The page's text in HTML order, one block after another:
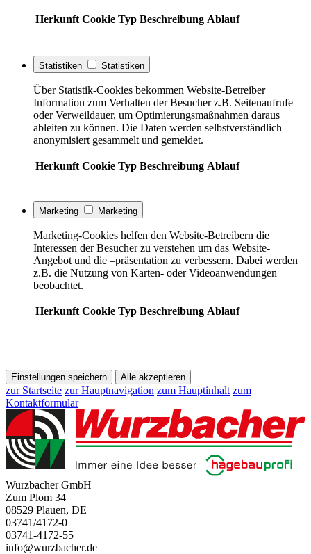
Herkunft Cookie Typ Beschreibung Ablauf
Statistiken Statistiken
Über Statistik-Cookies bekommen Website-Betreiber
Information zum Verhalten der Besucher z.B. Seitenaufrufe
oder Verweildauer, um Optimierungsmaßnahmen daraus
ableiten zu können. Die Daten werden selbstverständlich
anonymisiert gesammelt und gemeldet.
Herkunft Cookie Typ Beschreibung Ablauf
Marketing Marketing
Marketing-Cookies helfen den Website-Betreibern die
Interessen der Besucher zu verstehen um das Website-
Angebot und die –präsentation zu verbessern. Dabei werden
z.B. die Nutzung von Karten- oder Videoanwendungen
beobachtet.
Herkunft Cookie Typ Beschreibung Ablauf
Einstellungen speichern Alle akzeptieren
zur Startseite zur Hauptnavigation zum Hauptinhalt zum
Kontaktformular
Wurzbacher GmbH
Zum Plom 34
08529 Plauen, DE
03741/4172-0
03741-4172-55
info@wurzbacher.de